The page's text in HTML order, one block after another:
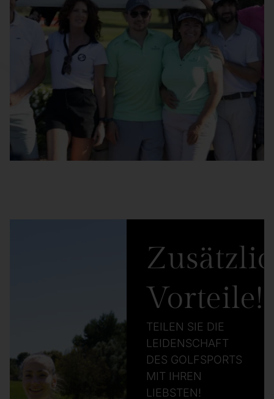
Vorteile!
TEILEN SIE DIE
LEIDENSCHAFT
DES GOLFSPORTS
MIT IHREN
LIEBSTEN!